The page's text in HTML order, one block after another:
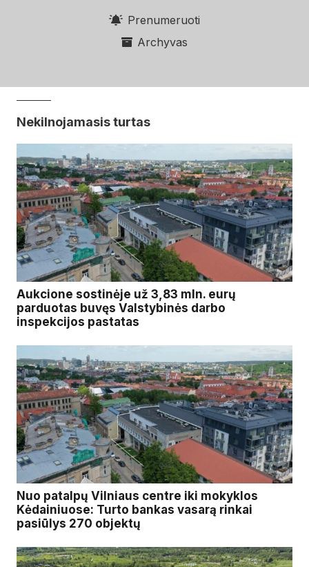
Prenumeruoti
Archyvas
Nekilnojamasis turtas
Aukcione sostinėje už 3,83 mln. eurų
parduotas buvęs Valstybinės darbo
inspekcijos pastatas
Nuo patalpų Vilniaus centre iki mokyklos
Kėdainiuose: Turto bankas vasarą rinkai
pasiūlys 270 objektų